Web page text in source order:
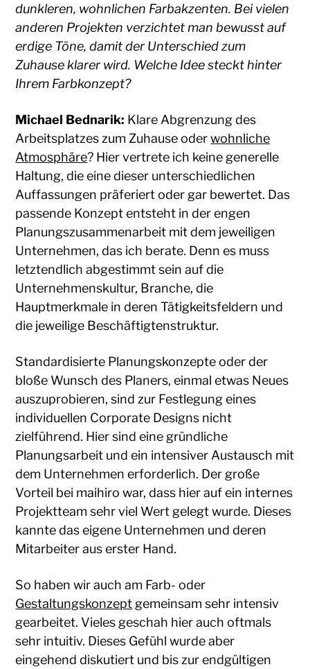
dunkleren, wohnlichen Farbakzenten. Bei vielen
anderen Projekten verzichtet man bewusst auf
erdige Töne, damit der Unterschied zum
Zuhause klarer wird. Welche Idee steckt hinter
Ihrem Farbkonzept?
Michael Bednarik: Klare Abgrenzung des
Arbeitsplatzes zum Zuhause oderwohnliche
Atmosphäre? Hier vertrete ich keine generelle
Haltung, die eine dieser unterschiedlichen
Auffassungen präferiert oder gar bewertet. Das
passende Konzept entsteht in der engen
Planungszusammenarbeit mit dem jeweiligen
Unternehmen, das ich berate. Denn es muss
letztendlich abgestimmt sein auf die
Unternehmenskultur, Branche, die
Hauptmerkmale in deren Tätigkeitsfeldern und
die jeweilige Beschäftigtenstruktur.
Standardisierte Planungskonzepte oder der
bloße Wunsch des Planers, einmal etwas Neues
auszuprobieren, sind zur Festlegung eines
individuellen Corporate Designs nicht
zielführend. Hier sind eine gründliche
Planungsarbeit und ein intensiver Austausch mit
dem Unternehmen erforderlich. Der große
Vorteil bei maihiro war, dass hier auf ein internes
Projektteam sehr viel Wert gelegt wurde. Dieses
kannte das eigene Unternehmen und deren
Mitarbeiter aus erster Hand.
So haben wir auch am Farb- oder
Gestaltungskonzept gemeinsam sehr intensiv
gearbeitet. Vieles geschah hier auch oftmals
sehr intuitiv. Dieses Gefühl wurde aber
eingehend diskutiert und bis zur endgültigen